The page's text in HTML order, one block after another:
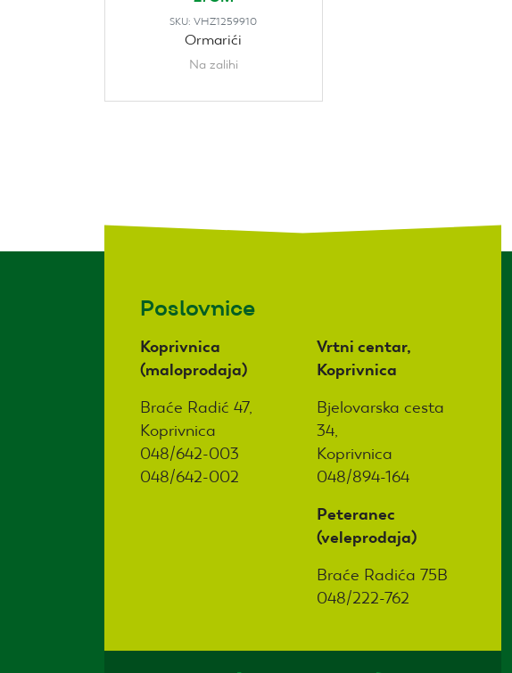
SKU:VHZ1259910
Ormarići
Na zalihi
Poslovnice
Koprivnica
(maloprodaja)
Braće Radić 47,
Koprivnica
048/642-003
048/642-002
Vrtni centar,
Koprivnica
Bjelovarska cesta
34,
Koprivnica
048/894-164
Peteranec
(veleprodaja)
Braće Radića 75B
048/222-762